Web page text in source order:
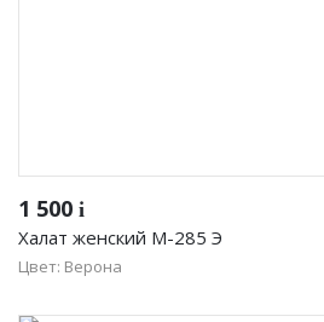
1 500 i
Халат женский М-285 Э
Цвет: Верона